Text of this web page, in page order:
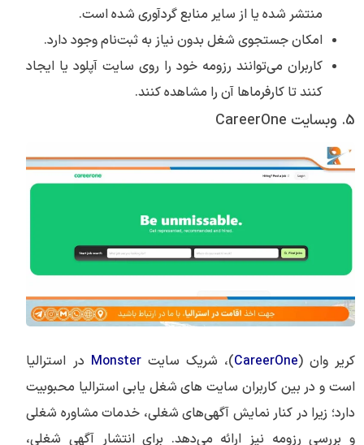
منتشر شده یا از سایر منابع گردآوری شده است.
امکان جستجوی شغل بدون نیاز به ثبت‌نام وجود دارد.
کاربران می‌توانند رزومه خود را روی سایت آپلود یا ایجاد
کنند تا کارفرماها آن را مشاهده کنند.
5. وبسایت CareerOne
کریر وان (CareerOne)، شریک سایتMonster در استرالیا
است و در بین کاربران سایت های شغل یابی استرالیا محبوبیت
دارد؛ زیرا در کنار نمایش آگهی‌های شغلی، خدمات مشاوره شغلی
و بررسی رزومه نیز ارائه می‌دهد. برای انتشار آگهی شغلی،